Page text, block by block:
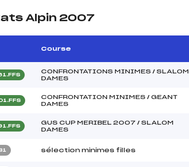
Alpin 2007
Course
CONFRONTATIONS MINIMES / SLALOM
DAMES
CONFRONTATION MINIMES / GEANT
DAMES
GUS CUP MERIBEL 2007 / SLALOM
DAMES
sélection minimes filles